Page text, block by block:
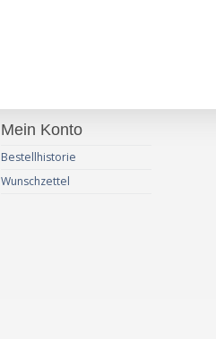
Mein Konto
Bestellhistorie
Wunschzettel